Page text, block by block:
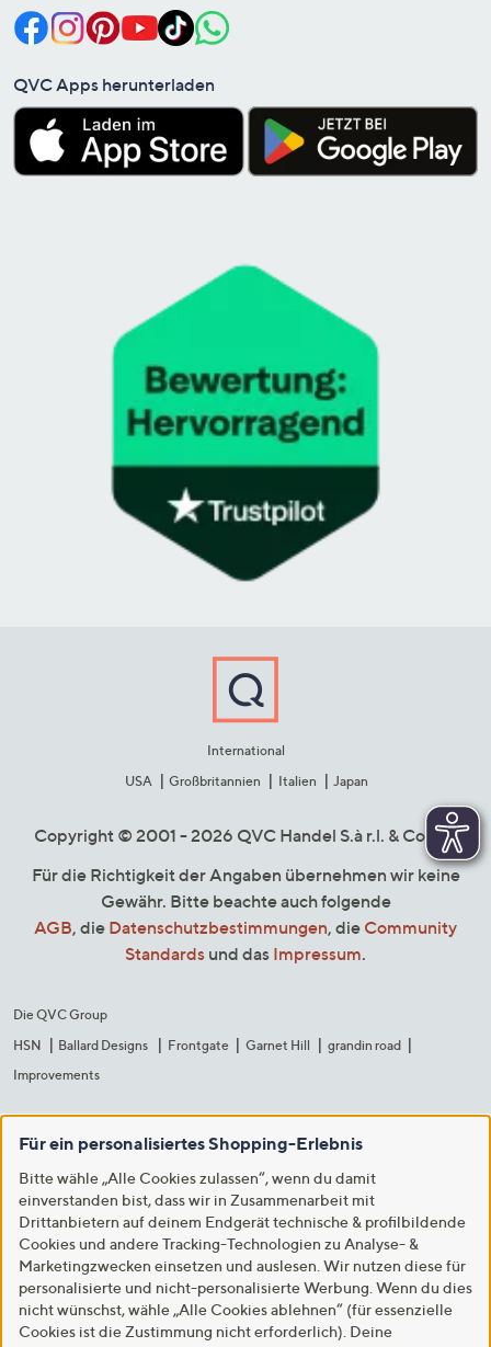
QVC Apps herunterladen
International
USA
Großbritannien Italien Japan
Copyright © 2001 - 2026 QVC Handel S.à r.l. & Co. KG
Für die Richtigkeit der Angaben übernehmen wir keine
Gewähr. Bitte beachte auch folgende
AGB, die Datenschutzbestimmungen, die Community
Standards und das Impressum.
Die QVC Group
HSN
Ballard Designs Frontgate Garnet Hill
grandin road
Improvements
Für ein personalisiertes Shopping-Erlebnis
Bitte wähle „Alle Cookies zulassen“, wenn du damit
einverstanden bist, dass wir in Zusammenarbeit mit
Drittanbietern auf deinem Endgerät technische & profilbildende
Cookies und andere Tracking-Technologien zu Analyse- &
Marketingzwecken einsetzen und auslesen. Wir nutzen diese für
personalisierte und nicht-personalisierte Werbung. Wenn du dies
nicht wünschst, wähle „Alle Cookies ablehnen“ (für essenzielle
Cookies ist die Zustimmung nicht erforderlich). Deine